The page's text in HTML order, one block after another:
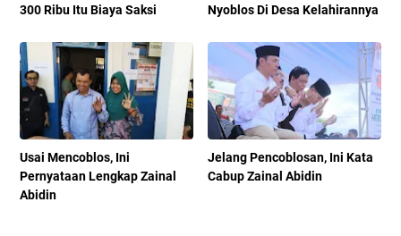
300 Ribu Itu Biaya Saksi
Nyoblos Di Desa Kelahirannya
Usai Mencoblos, Ini
Pernyataan Lengkap Zainal
Abidin
Jelang Pencoblosan, Ini Kata
Cabup Zainal Abidin